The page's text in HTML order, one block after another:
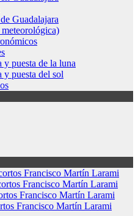
Guadalajara
y puesta de la luna
y puesta del sol
Francisco Martín Larami
Francisco Martín Larami
Francisco Martín Larami
Francisco Martín Larami